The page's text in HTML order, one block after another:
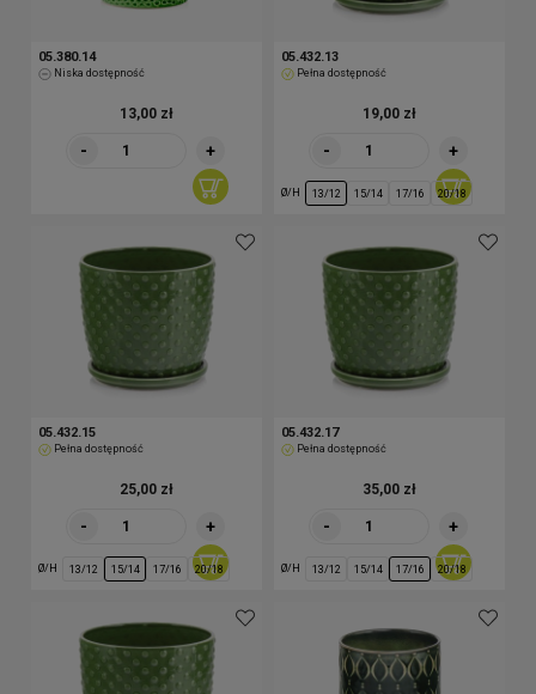
05.380.14
Niska dostępność
13,00 zł
- +
05.432.13
Pełna dostępność
19,00 zł
- +
Ø/H 13/12 15/14 17/16 20/18
05.432.15
Pełna dostępność
25,00 zł
- +
Ø/H 13/12 15/14 17/16 20/18
05.432.17
Pełna dostępność
35,00 zł
- +
Ø/H 13/12 15/14 17/16 20/18